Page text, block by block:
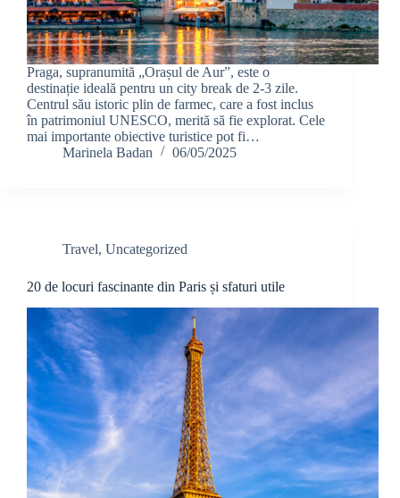
Praga, supranumită „Orașul de Aur”, este o
destinație ideală pentru un city break de 2-3 zile.
Centrul său istoric plin de farmec, care a fost inclus
în patrimoniul UNESCO, merită să fie explorat. Cele
mai importante obiective turistice pot fi…
Marinela Badan
06/05/2025
Travel, Uncategorized
20 de locuri fascinante din Paris și sfaturi utile